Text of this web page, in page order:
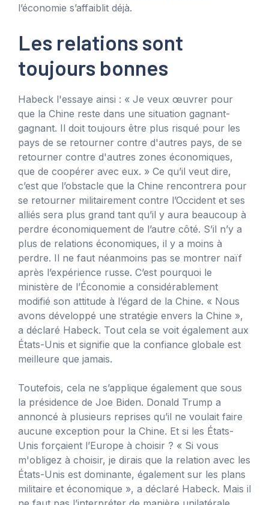
l’économie s’affaiblit déjà.
Les relations sont
toujours bonnes
Habeck l'essaye ainsi : « Je veux œuvrer pour
que la Chine reste dans une situation gagnant-
gagnant. Il doit toujours être plus risqué pour les
pays de se retourner contre d'autres pays, de se
retourner contre d'autres zones économiques,
que de coopérer avec eux. » Ce qu’il veut dire,
c’est que l’obstacle que la Chine rencontrera pour
se retourner militairement contre l’Occident et ses
alliés sera plus grand tant qu’il y aura beaucoup à
perdre économiquement de l’autre côté. S’il n’y a
plus de relations économiques, il y a moins à
perdre. Il ne faut néanmoins pas se montrer naïf
après l’expérience russe. C’est pourquoi le
ministère de l’Économie a considérablement
modifié son attitude à l’égard de la Chine. « Nous
avons développé une stratégie envers la Chine »,
a déclaré Habeck. Tout cela se voit également aux
États-Unis et signifie que la confiance globale est
meilleure que jamais.
Toutefois, cela ne s’applique également que sous
la présidence de Joe Biden. Donald Trump a
annoncé à plusieurs reprises qu’il ne voulait faire
aucune exception pour la Chine. Et si les États-
Unis forçaient l’Europe à choisir ? « Si vous
m'obligez à choisir, je dirais que la relation avec les
États-Unis est dominante, également sur les plans
militaire et économique », a déclaré Habeck. Mais il